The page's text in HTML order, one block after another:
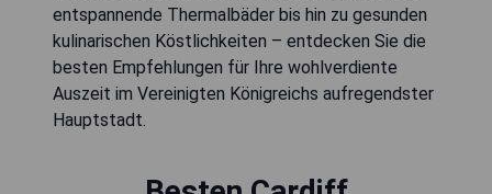
entspannende Thermalbäder bis hin zu gesunden
kulinarischen Köstlichkeiten – entdecken Sie die
besten Empfehlungen für Ihre wohlverdiente
Auszeit im Vereinigten Königreichs aufregendster
Hauptstadt.